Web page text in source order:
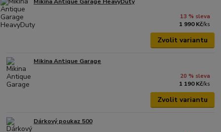
13 % sleva
1 990 Kč/ks
Zvolit variantu
Mikina Antique Garage
20 % sleva
1 190 Kč/ks
Zvolit variantu
Dárkový poukaz 500